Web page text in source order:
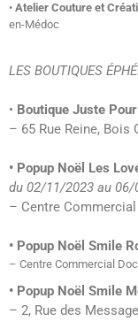
• Atelier Couture et
en-Médoc
LES BOUTIQUES
• Boutique Juste
– 65 Rue Reine, Bois
• Popup Noël Les
du 02/11/2023 au 06/
– Centre Commercial
• Popup Noël Smile
– Centre Commercial
• Popup Noël Smile
– 2, Rue des